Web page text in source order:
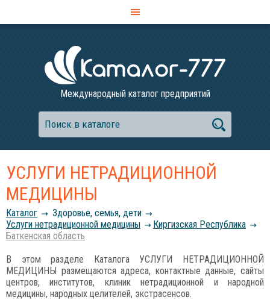
Международный каталог предприятий
УСЛУГИ НЕТРАДИЦИОННОЙ
МЕДИЦИНЫ
Каталог
Здоровье, семья, дети
Услуги нетрадиционной медицины
Киргизская Республика
Баткенская область
В этом разделе Каталога УСЛУГИ НЕТРАДИЦИОННОЙ
МЕДИЦИНЫ размещаются адреса, контактные данные, сайты
центров, институтов, клиник нетрадиционной и народной
медицины, народных целителей, экстрасенсов.